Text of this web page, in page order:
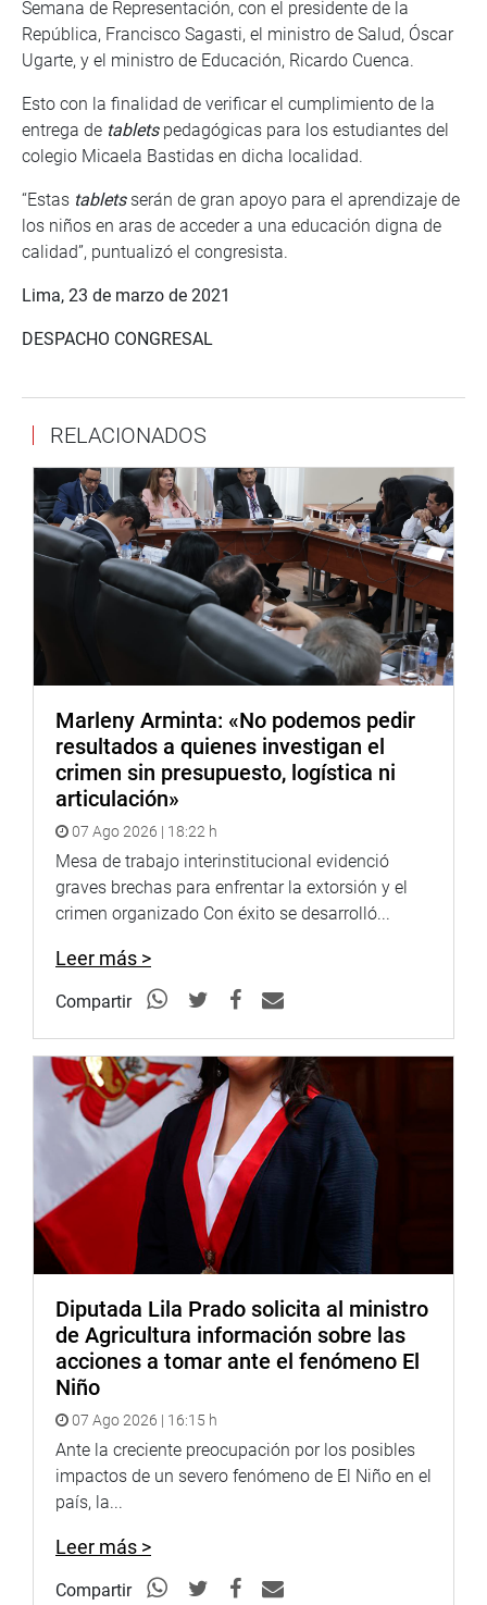
Semana de Representación, con el presidente de la
República, Francisco Sagasti, el ministro de Salud, Óscar
Ugarte, y el ministro de Educación, Ricardo Cuenca.
Esto con la finalidad de verificar el cumplimiento de la
entrega de tabletspedagógicas para los estudiantes del
colegio Micaela Bastidas en dicha localidad.
“Estas tabletsserán de gran apoyo para el aprendizaje de
los niños en aras de acceder a una educación digna de
calidad”, puntualizó el congresista.
Lima, 23 de marzo de 2021
DESPACHO CONGRESAL
RELACIONADOS
Marleny Arminta: «No podemos pedir
resultados a quienes investigan el
crimen sin presupuesto, logística ni
articulación»
07 Ago 2026 | 18:22 h
Mesa de trabajo interinstitucional evidenció
graves brechas para enfrentar la extorsión y el
crimen organizado Con éxito se desarrolló...
Leer más >
Compartir
Diputada Lila Prado solicita al ministro
de Agricultura información sobre las
acciones a tomar ante el fenómeno El
Niño
07 Ago 2026 | 16:15 h
Ante la creciente preocupación por los posibles
impactos de un severo fenómeno de El Niño en el
país, la...
Leer más >
Compartir